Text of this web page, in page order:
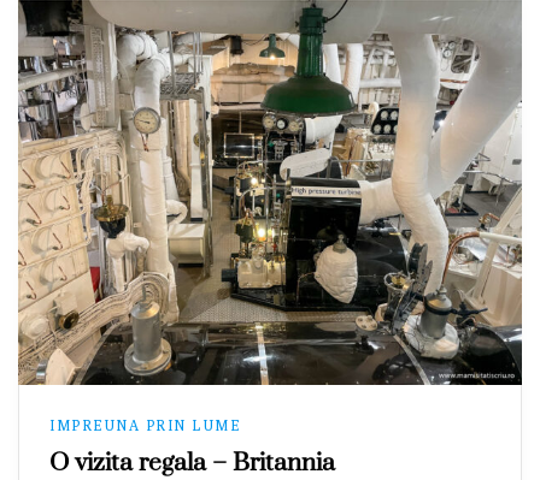
IMPREUNA PRIN LUME
O vizita regala – Britannia